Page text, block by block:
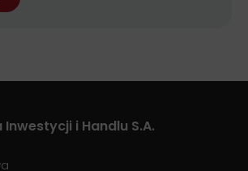
i Handlu S.A.